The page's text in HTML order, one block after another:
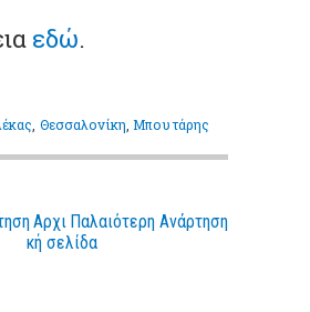
εδώ.
Θεσσαλονίκη ,Μπουτάρης
Παλαιότερη Ανάρτηση
Αρχι
κή σελίδα